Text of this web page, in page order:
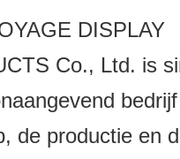
DISPLAY
Co., Ltd. is
de productie en